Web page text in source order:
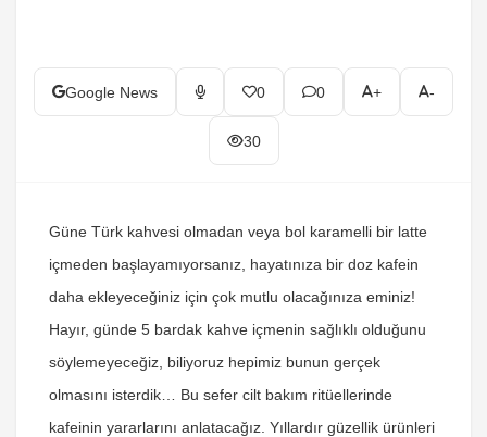
Google News 0 0 + -
30
Güne Türk kahvesi olmadan veya bol karamelli bir latte
içmeden başlayamıyorsanız, hayatınıza bir doz kafein
daha ekleyeceğiniz için çok mutlu olacağınıza eminiz!
Hayır, günde 5 bardak kahve içmenin sağlıklı olduğunu
söylemeyeceğiz, biliyoruz hepimiz bunun gerçek
olmasını isterdik… Bu sefer cilt bakım ritüellerinde
kafeinin yararlarını anlatacağız. Yıllardır güzellik ürünleri